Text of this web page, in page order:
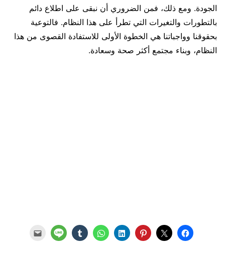
الجودة. ومع ذلك، فمن الضروري أن نبقى على اطلاع دائم
بالتطورات والتغيرات التي تطرأ على هذا النظام. فالتوعية
بحقوقنا وواجباتنا هي الخطوة الأولى للاستفادة القصوى من هذا
النظام، وبناء مجتمع أكثر صحة وسعادة.